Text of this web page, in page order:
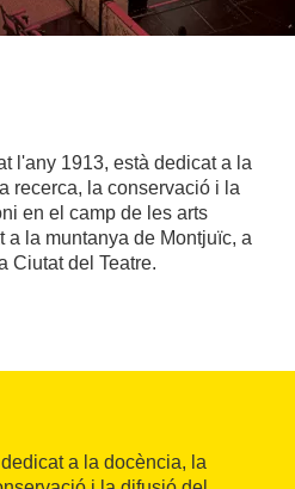
l'any 1913, està dedicat a la
recerca, la conservació i la
en el camp de les arts
a la muntanya de Montjuïc, a
Ciutat del Teatre.
a la docència, la